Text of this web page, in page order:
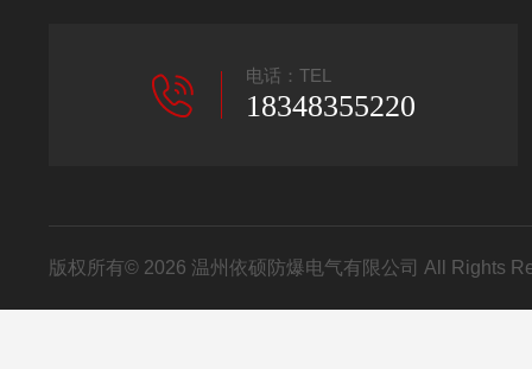
电话：TEL
18348355220
版权所有© 2026 温州依硕防爆电气有限公司 All Rights